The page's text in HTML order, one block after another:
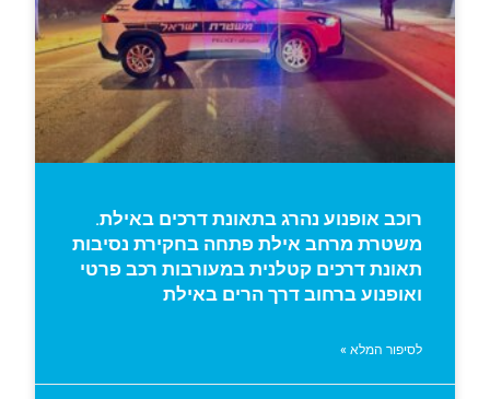
רוכב אופנוע נהרג בתאונת דרכים באילת.
משטרת מרחב אילת פתחה בחקירת נסיבות
תאונת דרכים קטלנית במעורבות רכב פרטי
ואופנוע ברחוב דרך הרים באילת
לסיפור המלא »